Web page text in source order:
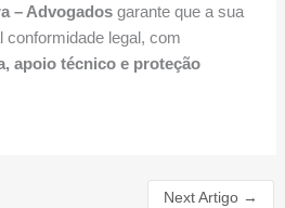
– Advogadosgarante que a sua
conformidade legal, com
apoio técnico e proteção
Next Artigo →